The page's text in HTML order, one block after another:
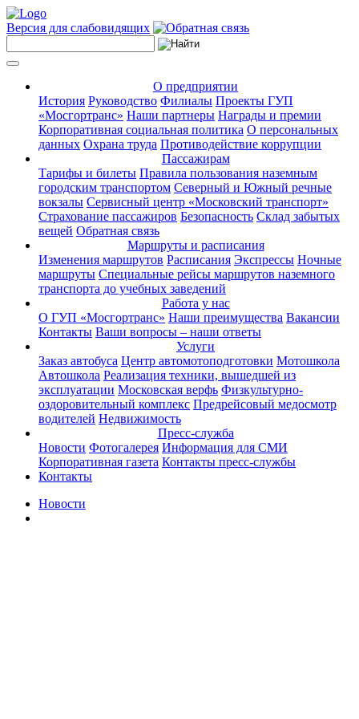
Версия для слабовидящих
О предприятии
История Руководство Филиалы Проекты ГУП
«Мосгортранс» Наши партнеры Награды и премии
Корпоративная социальная политика О персональных
данных Охрана труда Противодействие коррупции
Пассажирам
Тарифы и билеты Правила пользования наземным
городским транспортом Северный и Южный речные
вокзалы Сервисный центр «Московский транспорт»
Страхование пассажиров Безопасность Склад забытых
вещей Обратная связь
Маршруты и расписания
Изменения маршрутов Расписания Экспрессы Ночные
маршруты Специальные рейсы маршрутов наземного
транспорта до учебных заведений
Работа у нас
О ГУП «Мосгортранс» Наши преимущества Вакансии
Контакты Ваши вопросы – наши ответы
Услуги
Заказ автобуса Центр автомотоподготовки Мотошкола
Автошкола Реализация техники, вышедшей из
эксплуатации Московская верфь Физкультурно-
оздоровительный комплекс Предрейсовый медосмотр
водителей Недвижимость
Пресс-служба
Новости Фотогалерея Информация для СМИ
Корпоративная газета Контакты пресс-службы
Контакты
Новости